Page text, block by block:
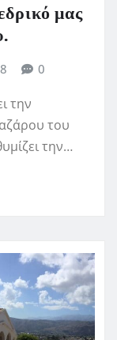
μας
0
την
του
την…